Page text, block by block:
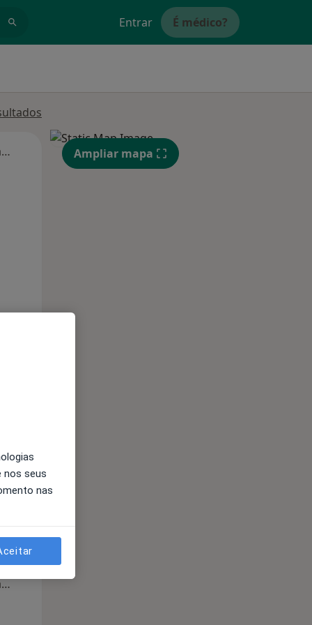
Entrar É médico?
Segunda-feira Qua Qui,
13 Ago
Segunda-feira Ter,
Ampliar mapa
nos seus
nas